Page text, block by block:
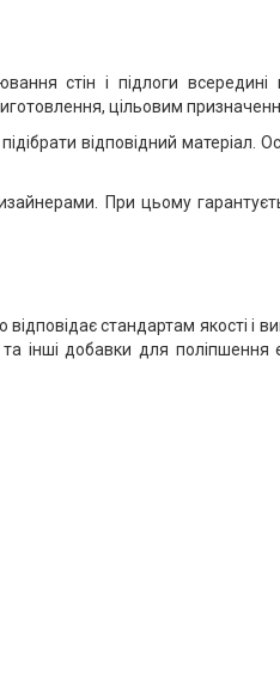
стін і підлоги
цільовим
відповідний матеріал.
При цьому
стандартам якості і
інші добавки для поліпшення